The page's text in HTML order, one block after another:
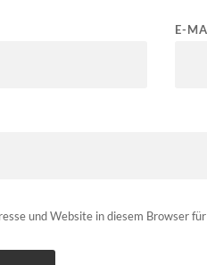
E-
und Website in diesem Browser